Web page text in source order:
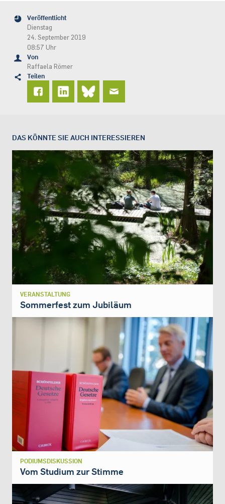
Veröffentlicht
Dienstag
24. September 2019
08:57 Uhr
Von
Raffaela Römer
Teilen
DAS KÖNNTE SIE AUCH INTERESSIEREN
VERANSTALTUNG
Sommerfest zum Jubiläum
PODIUMSDISKUSSION
Vom Studium zur Stimme